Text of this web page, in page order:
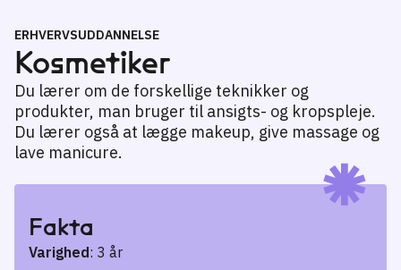
ERHVERVSUDDANNELSE
Kosmetiker
Du lærer om de forskellige teknikker og
produkter, man bruger til ansigts- og kropspleje.
Du lærer også at lægge makeup, give massage og
lave manicure.
Fakta
Varighed: 3 år